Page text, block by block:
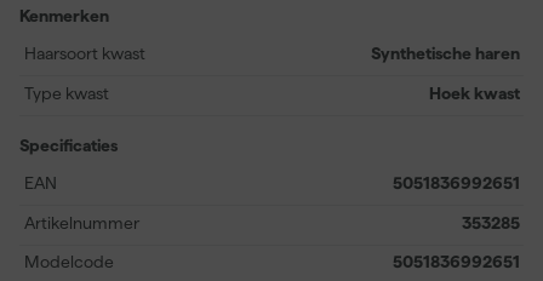
resultaat. De houten steel is FSC-gecertificeerd en de bus is
gemaakt van gerecycled staal, waarmee je ook milieubewust
juiste maat kiest voor elke klus.
Kenmerken
Haarsoort kwast
Synthetische haren
Type kwast Hoek kwast
Specificaties
EAN
5051836992651
Artikelnummer 353285
Modelcode 5051836992651